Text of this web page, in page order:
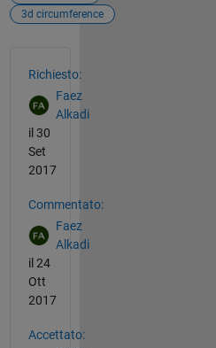
3d circumference
Richiesto:
Faez
Alkadi
il 30
Set
2017
Commentato:
Faez
Alkadi
il 24
Ott
2017
Accettato: